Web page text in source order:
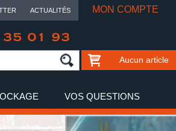
ACTUALITÉS MON COMPTE
35 01 93
Aucun article
VOS QUESTIONS